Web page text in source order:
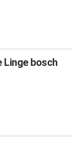
Linge bosch